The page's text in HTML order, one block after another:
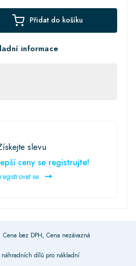
Přidat do košíku
informace
slevu
ceny se registrujte!
se
Cena bez DPH, Cena nezávazná
náhradních dílů pro nákladní